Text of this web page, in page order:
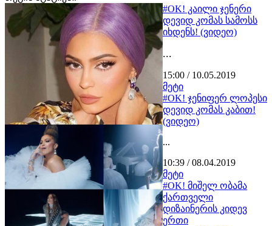
#OK! კაილი ჯენერი
დევიდ კომას სამოსს
იხდენს! (ვიდეო)
...
15:00 / 10.05.2019
მეტი
#OK! ჯენიფერ ლოპესი
დევიდ კომას კაბით!
(ვიდეო)
...
10:39 / 08.04.2019
მეტი
#OK! მიშელ ობამა
ქართველი
დიზაინერის კიდევ
ერთი